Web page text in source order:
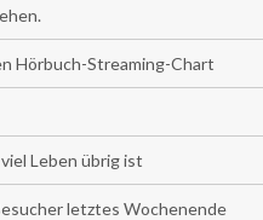
Hörbuch-Streaming-Chart
Leben übrig ist
letztes Wochenende